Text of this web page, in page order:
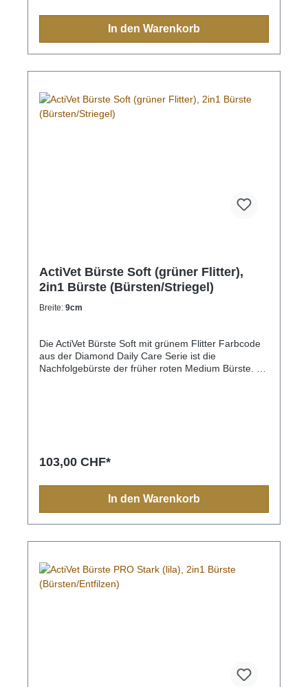
In den Warenkorb
ActiVet Bürste Soft (grüner Flitter),
2in1 Bürste (Bürsten/Striegel)
Breite: 9cm
Die ActiVet Bürste Soft mit grünem Flitter Farbcode
aus der Diamond Daily Care Serie ist die
Nachfolgebürste der früher roten Medium Bürste. Es
103,00 CHF*
In den Warenkorb